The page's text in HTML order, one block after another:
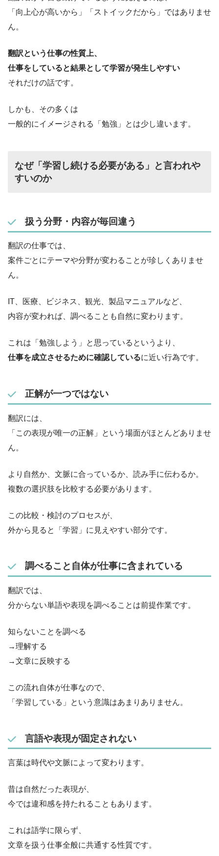
「向上心が高いから」「ストイックだから」ではありませ
ん。
翻訳という仕事の性質上、
仕事をしていると結果として学習が発生しやすい
それだけの話です。
しかも、その多くは
一般的にイメージされる「勉強」とは少し違います。
なぜ「学習し続ける必要がある」と言われや
すいのか
扱う分野・内容が毎回違う
翻訳の仕事では、
案件ごとにテーマや分野が変わることが珍しくありませ
ん。
IT、医療、ビジネス、観光、製品マニュアルなど、
内容が変われば、調べることも自然に変わります。
これは「勉強しよう」と思っているというより、
仕事を成立させるために確認しているに近い行為です。
正解が一つではない
翻訳には、
「この表現が唯一の正解」という場面がほとんどありませ
ん。
より自然か、文脈に合っているか、読み手に伝わるか。
複数の選択肢を比較する必要があります。
この比較・検討のプロセスが、
外から見ると「学習」に見えやすい部分です。
調べること自体が仕事に含まれている
翻訳では、
分からない単語や表現を調べることは前提作業です。
知らないことを調べる
→理解する
→文章に反映する
この流れ自体が仕事なので、
「学習している」という意識はあまりありません。
言語や表現が固定されない
言葉は時代や文脈によって変わります。
昔は自然だった表現が、
今では違和感を持たれることもあります。
これは語学に限らず、
文章を扱う仕事全般に共通する性質です。